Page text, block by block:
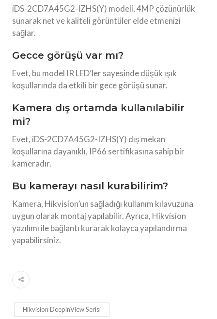
iDS-2CD7A45G2-IZHS(Y) modeli, 4MP çözünürlük
sunarak net ve kaliteli görüntüler elde etmenizi
sağlar.
Gecce görüşü var mı?
Evet, bu model IR LED’ler sayesinde düşük ışık
koşullarında da etkili bir gece görüşü sunar.
Kamera dış ortamda kullanılabilir
mi?
Evet, iDS-2CD7A45G2-IZHS(Y) dış mekan
koşullarına dayanıklı, IP66 sertifikasına sahip bir
kameradır.
Bu kamerayı nasıl kurabilirim?
Kamera, Hikvision’un sağladığı kullanım kılavuzuna
uygun olarak montaj yapılabilir. Ayrıca, Hikvision
yazılımı ile bağlantı kurarak kolayca yapılandırma
yapabilirsiniz.
Hikvision DeepinView Serisi